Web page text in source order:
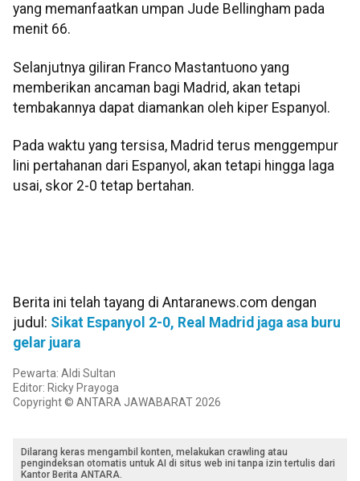
yang memanfaatkan umpan Jude Bellingham pada
menit 66.
Selanjutnya giliran Franco Mastantuono yang
memberikan ancaman bagi Madrid, akan tetapi
tembakannya dapat diamankan oleh kiper Espanyol.
Pada waktu yang tersisa, Madrid terus menggempur
lini pertahanan dari Espanyol, akan tetapi hingga laga
usai, skor 2-0 tetap bertahan.
Berita ini telah tayang di Antaranews.com dengan
judul: Sikat Espanyol 2-0, Real Madrid jaga asa buru
gelar juara
Pewarta: Aldi Sultan
Editor: Ricky Prayoga
Copyright © ANTARA JAWABARAT 2026
Dilarang keras mengambil konten, melakukan crawling atau
pengindeksan otomatis untuk AI di situs web ini tanpa izin tertulis dari
Kantor Berita ANTARA.